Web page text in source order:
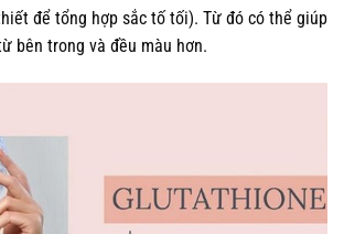
để tổng hợp sắc tố tối). Từ đó có thể giúp
bên trong và đều màu hơn.